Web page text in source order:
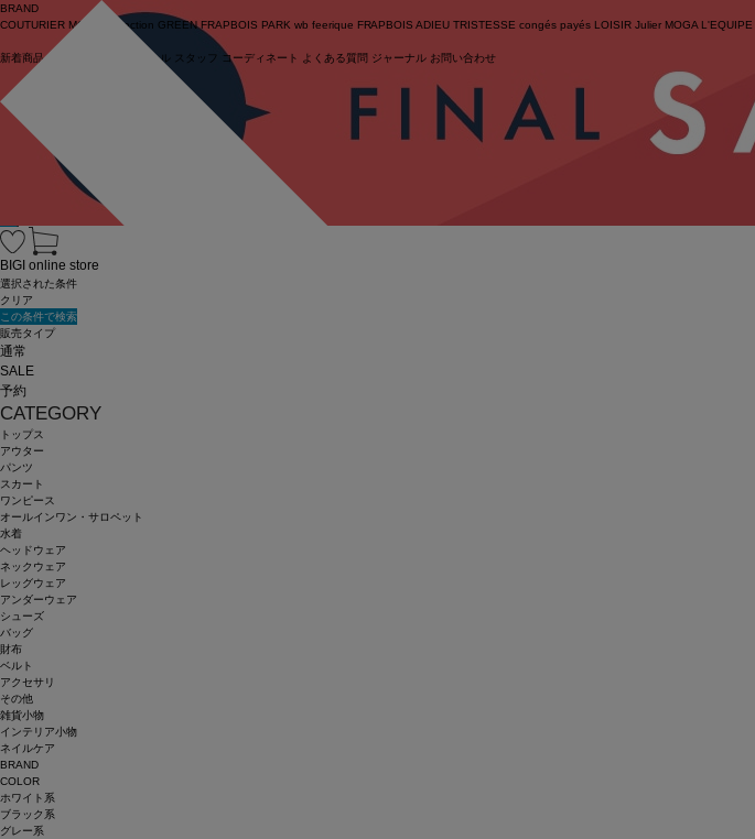
BRAND
COUTURIER MOGA Collection GREEN FRAPBOIS PARK wb feerique FRAPBOIS ADIEU TRISTESSE congés payés LOISIR Julier MOGA L'EQUIPE
新着商品 (ライブ) セール スタッフ コーディネート よくある質問 ジャーナル お問い合わせ
BIGI online store
選択された条件
クリア
この条件で検索
販売タイプ
通常
SALE
予約
CATEGORY
トップス
アウター
パンツ
スカート
ワンピース
オールインワン・サロペット
水着
ヘッドウェア
ネックウェア
レッグウェア
アンダーウェア
シューズ
バッグ
財布
ベルト
アクセサリ
その他
雑貨小物
インテリア小物
ネイルケア
BRAND
COLOR
ホワイト系
ブラック系
グレー系